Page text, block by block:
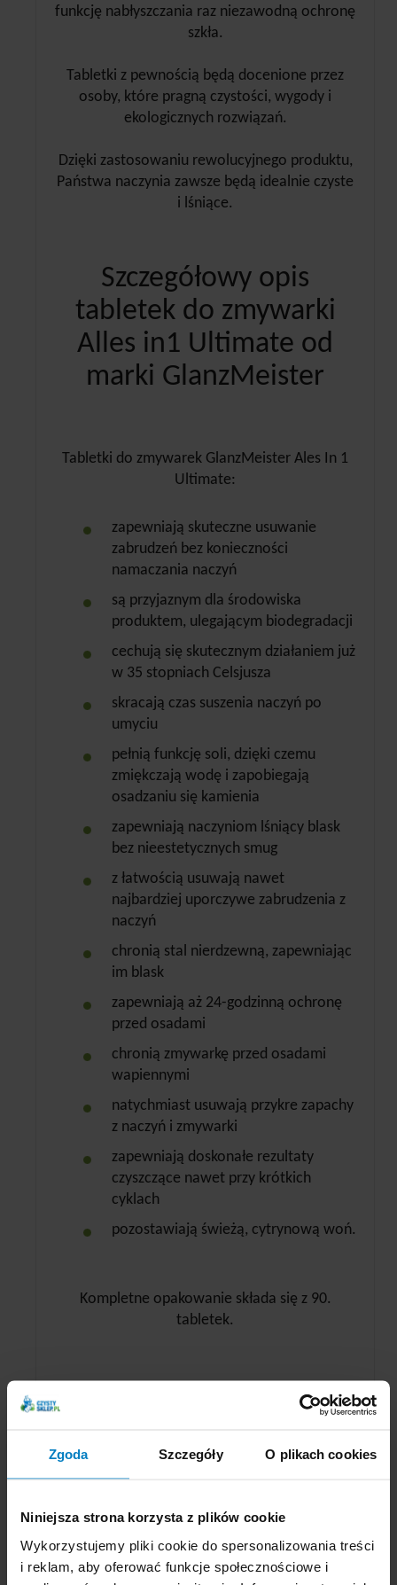
Zgoda Szczegóły O plikach cookies
Niniejsza strona korzysta z plików cookie
Wykorzystujemy pliki cookie do spersonalizowania treści
i reklam, aby oferować funkcje społecznościowe i
funkcję nabłyszczania raz niezawodną ochronę
szkła.
Tabletki z pewnością będą docenione przez
osoby, które pragną czystości, wygody i
ekologicznych rozwiązań.
Dzięki zastosowaniu rewolucyjnego produktu,
Państwa naczynia zawsze będą idealnie czyste
i lśniące.
Szczegółowy opis
tabletek do zmywarki
Alles in1 Ultimate od
marki GlanzMeister
Tabletki do zmywarek GlanzMeister Ales In 1
Ultimate:
zapewniają skuteczne usuwanie
zabrudzeń bez konieczności
namaczania naczyń
są przyjaznym dla środowiska
produktem, ulegającym biodegradacji
cechują się skutecznym działaniem już
w 35 stopniach Celsjusza
skracają czas suszenia naczyń po
umyciu
pełnią funkcję soli, dzięki czemu
zmiękczają wodę i zapobiegają
osadzaniu się kamienia
zapewniają naczyniom lśniący blask
bez nieestetycznych smug
z łatwością usuwają nawet
najbardziej uporczywe zabrudzenia z
naczyń
chronią stal nierdzewną, zapewniając
im blask
zapewniają aż 24-godzinną ochronę
przed osadami
chronią zmywarkę przed osadami
wapiennymi
natychmiast usuwają przykre zapachy
z naczyń i zmywarki
zapewniają doskonałe rezultaty
czyszczące nawet przy krótkich
cyklach
pozostawiają świeżą, cytrynową woń.
Kompletne opakowanie składa się z 90.
tabletek.